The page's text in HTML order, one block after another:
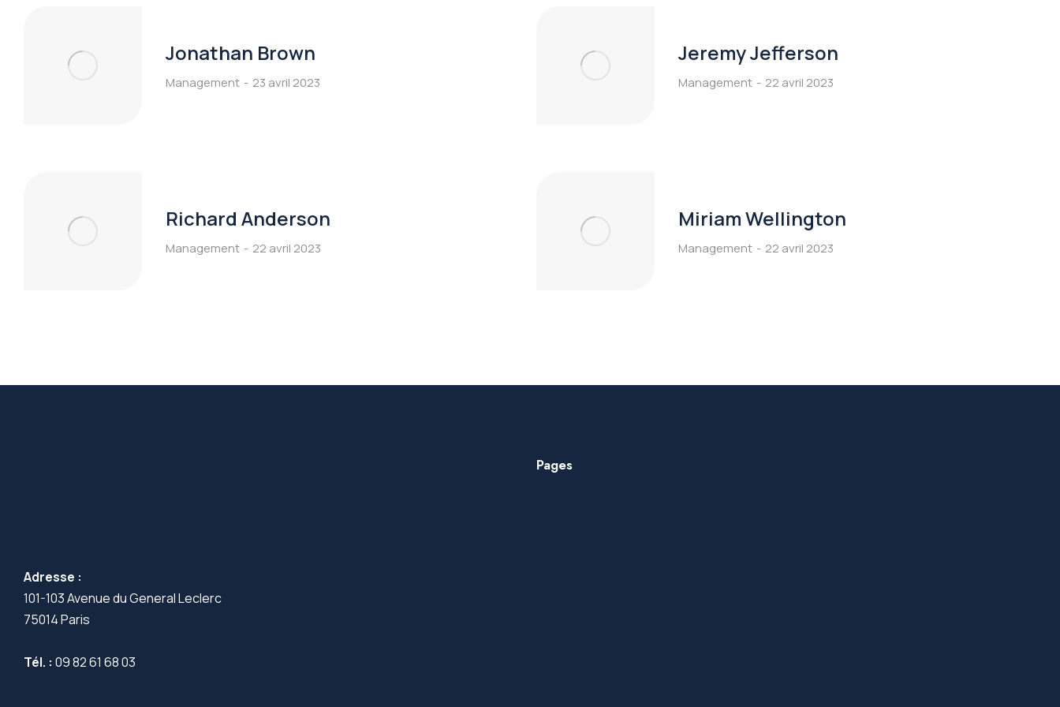
Jonathan Brown
Management 23 avril 2023
Jeremy Jefferson
Management 22 avril 2023
Richard Anderson
Management 22 avril 2023
Miriam Wellington
Management 22 avril 2023
Adresse :
101-103 Avenue du General Leclerc
75014 Paris
Tél. : 09 82 61 68 03
Pages